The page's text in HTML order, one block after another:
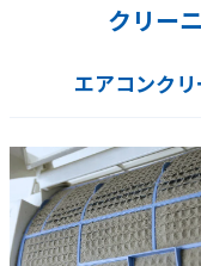
クリー
エアコンク